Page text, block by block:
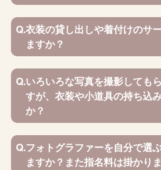
Q.衣装の貸し出しや着付けのサ
ますか？
Q.いろいろな写真を撮影しても
すが、衣装や小道具の持ち込
か？
Q.フォトグラファーを自分で選
ますか？また指名料は掛かり